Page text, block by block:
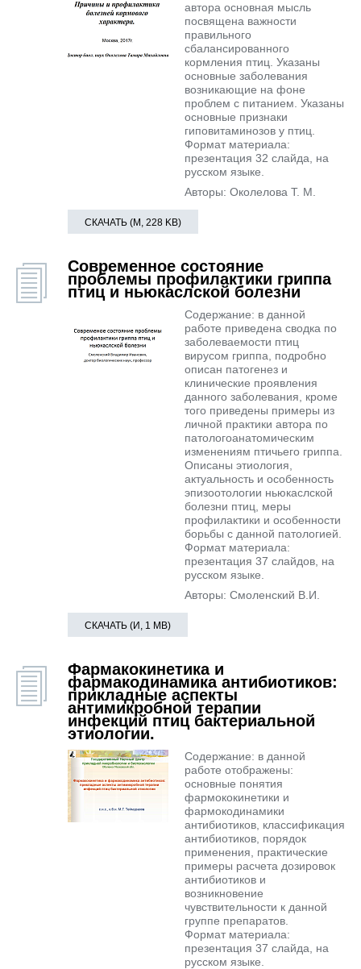
автора основная мысль
посвящена важности
правильного
сбалансированного
кормления птиц. Указаны
основные заболевания
возникающие на фоне
проблем с питанием. Указаны
основные признаки
гиповитаминозов у птиц.
Формат материала:
презентация 32 слайда, на
русском языке.
Авторы: Околелова Т. М.
СКАЧАТЬ (М, 228 KB)
Современное состояние
проблемы профилактики гриппа
птиц и ньюкаслской болезни
Содержание: в данной
работе приведена сводка по
заболеваемости птиц
вирусом гриппа, подробно
описан патогенез и
клинические проявления
данного заболевания, кроме
того приведены примеры из
личной практики автора по
патологоанатомическим
изменениям птичьего гриппа.
Описаны этиология,
актуальность и особенность
эпизоотологии ньюкаслской
болезни птиц, меры
профилактики и особенности
борьбы с данной патологией.
Формат материала:
презентация 37 слайдов, на
русском языке.
Авторы: Смоленский В.И.
СКАЧАТЬ (И, 1 MB)
Фармакокинетика и
фармакодинамика антибиотиков:
прикладные аспекты
антимикробной терапии
инфекций птиц бактериальной
этиологии.
Содержание: в данной
работе отображены:
основные понятия
фармококинетики и
фармокодинамики
антибиотиков, классификация
антибиотиков, порядок
применения, практические
примеры расчета дозировок
антибиотиков и
возникновение
чувствительности к данной
группе препаратов.
Формат материала:
презентация 37 слайда, на
русском языке.